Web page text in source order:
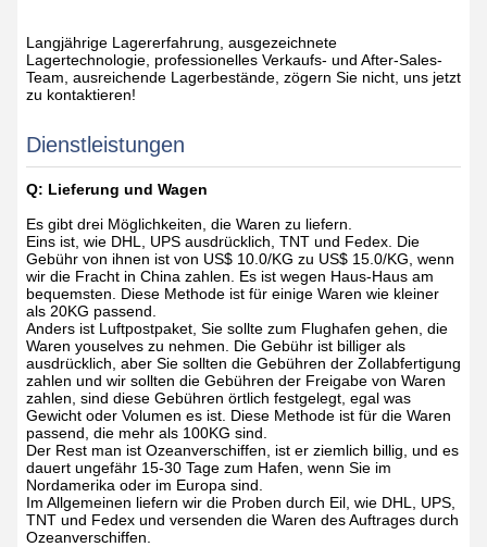
Langjährige Lagererfahrung, ausgezeichnete
Lagertechnologie, professionelles Verkaufs- und After-Sales-
Team, ausreichende Lagerbestände, zögern Sie nicht, uns jetzt
zu kontaktieren!
Dienstleistungen
Q: Lieferung und Wagen
Es gibt drei Möglichkeiten, die Waren zu liefern.
Eins ist, wie DHL, UPS ausdrücklich, TNT und Fedex. Die
Gebühr von ihnen ist von US$ 10.0/KG zu US$ 15.0/KG, wenn
wir die Fracht in China zahlen. Es ist wegen Haus-Haus am
bequemsten. Diese Methode ist für einige Waren wie kleiner
als 20KG passend.
Anders ist Luftpostpaket, Sie sollte zum Flughafen gehen, die
Waren youselves zu nehmen. Die Gebühr ist billiger als
ausdrücklich, aber Sie sollten die Gebühren der Zollabfertigung
zahlen und wir sollten die Gebühren der Freigabe von Waren
zahlen, sind diese Gebühren örtlich festgelegt, egal was
Gewicht oder Volumen es ist. Diese Methode ist für die Waren
passend, die mehr als 100KG sind.
Der Rest man ist Ozeanverschiffen, ist er ziemlich billig, und es
dauert ungefähr 15-30 Tage zum Hafen, wenn Sie im
Nordamerika oder im Europa sind.
Im Allgemeinen liefern wir die Proben durch Eil, wie DHL, UPS,
TNT und Fedex und versenden die Waren des Auftrages durch
Ozeanverschiffen.